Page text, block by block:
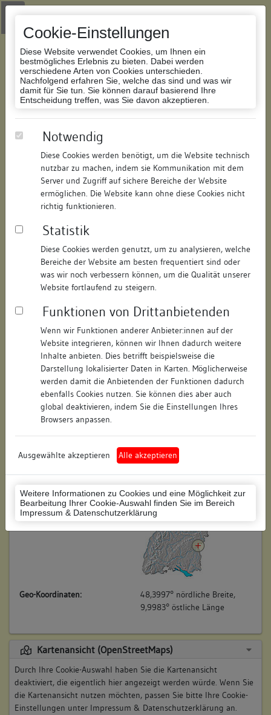
Cookie-Einstellungen
Diese Website verwendet Cookies, um Ihnen ein
bestmögliches Erlebnis zu bieten. Dabei werden
verschiedene Arten von Cookies unterschieden.
Nachfolgend erfahren Sie, welche das sind und was wir
damit für Sie tun. Sie können darauf basierend Ihre
Entscheidung treffen, was Sie davon akzeptieren.
Notwendig
Diese Cookies werden benötigt, um die Website technisch
nutzbar zu machen, indem sie Kommunikation mit dem
Server und Zugriff auf sichere Bereiche der Website
ermöglichen. Die Website kann ohne diese Cookies nicht
richtig funktionieren.
Statistik
Diese Cookies werden genutzt, um zu analysieren, welche
Bereiche der Website am besten frequentiert sind oder
was wir noch verbessern können, um die Qualität unserer
Website fortlaufend zu steigern.
Funktionen von Drittanbietenden
Wenn wir Funktionen anderer Anbieter:innen auf der
Website integrieren, können wir Ihnen dadurch weitere
Inhalte anbieten. Dies betrifft beispielsweise die
Darstellung lokalisierter Daten in Karten. Möglicherweise
werden damit die Anbietenden der Funktionen dadurch
ebenfalls Cookies nutzen. Sie können dies aber auch
global deaktivieren, indem Sie die Einstellungen Ihres
Browsers anpassen.
Ausgewählte akzeptieren Alle akzeptieren
Weitere Informationen zu Cookies und eine Möglichkeit zur
Bearbeitung Ihrer Cookie-Auswahl finden Sie im Bereich
Impressum & Datenschutzerklärung
Zur Navigation springen
Zum Inhalt der Website springen
Datenbank Bauforschung/Restaurierung
118622814721/Datum:16.12.2025
Datenbestand:
Bauforschung
Als PDF herunterladen:
Objektdaten
Straße: Bockgasse
Hausnummer: 19
Postleitzahl: 89073
Stadt-Teilort: Ulm
Regierungsbezirk: Tübingen
Ulm (Stadtkreis)
Wohnplatzschlüssel: 8421000028
Flurstücknummer: 227/1
Historischer Straßenname: keiner
Lage des Wohnplatzes:
Geo-Koordinaten:
48,3997° nördliche Breite,
9,9983° östliche Länge
Kartenansicht (OpenStreetMaps)
Durch Ihre Cookie-Auswahl haben Sie die Kartenansicht
deaktiviert, die eigentlich hier angezeigt werden würde. Wenn Sie
die Kartenansicht nutzen möchten, passen Sie bitte Ihre Cookie-
Einstellungen unter Impressum & Datenschutzerklärung an.